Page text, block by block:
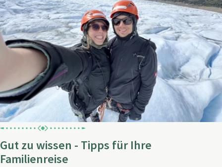
Gut zu wissen - Tipps für Ihre
Familienreise